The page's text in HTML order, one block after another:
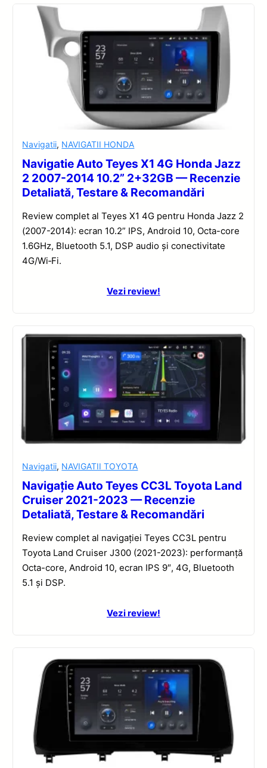
Navigatii, NAVIGATII HONDA
Navigatie Auto Teyes X1 4G Honda Jazz
2 2007-2014 10.2” 2+32GB — Recenzie
Detaliată, Testare & Recomandări
Review complet al Teyes X1 4G pentru Honda Jazz 2
(2007-2014): ecran 10.2” IPS, Android 10, Octa-core
1.6GHz, Bluetooth 5.1, DSP audio și conectivitate
4G/Wi‑Fi.
Vezi review!
Navigatii, NAVIGATII TOYOTA
Navigație Auto Teyes CC3L Toyota Land
Cruiser 2021-2023 — Recenzie
Detaliată, Testare & Recomandări
Review complet al navigației Teyes CC3L pentru
Toyota Land Cruiser J300 (2021-2023): performanță
Octa-core, Android 10, ecran IPS 9″, 4G, Bluetooth
5.1 și DSP.
Vezi review!